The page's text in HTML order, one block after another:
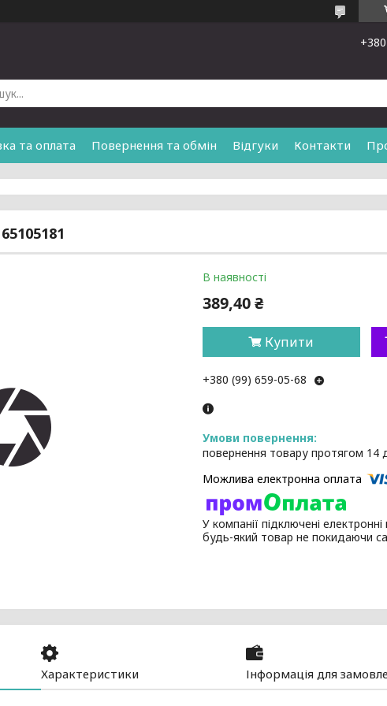
та оплата Повернення та обмін Відгуки Контакти
В наявності
389,40 ₴
Купити
+380 (99) 659-05-68
повернення товару протягом 14
У компанії підключені
будь-який товар не покидаючи
Характеристики Інформація для